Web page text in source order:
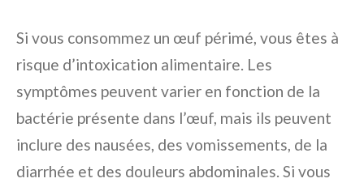
Si vous consommez un œuf périmé, vous êtes à
risque d’intoxication alimentaire. Les
symptômes peuvent varier en fonction de la
bactérie présente dans l’œuf, mais ils peuvent
inclure des nausées, des vomissements, de la
diarrhée et des douleurs abdominales. Si vous